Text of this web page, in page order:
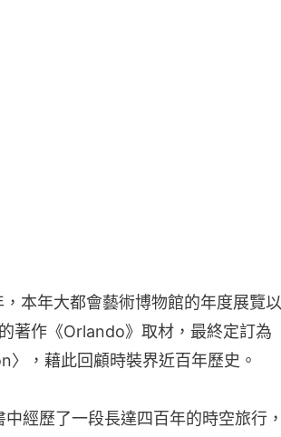
本年大都會藝術博物館的年度展覽以
著作《Orlando》取材，最終定訂為
，藉此回顧時裝界近百年歷史。
經歷了一段長達四百年的時空旅行，